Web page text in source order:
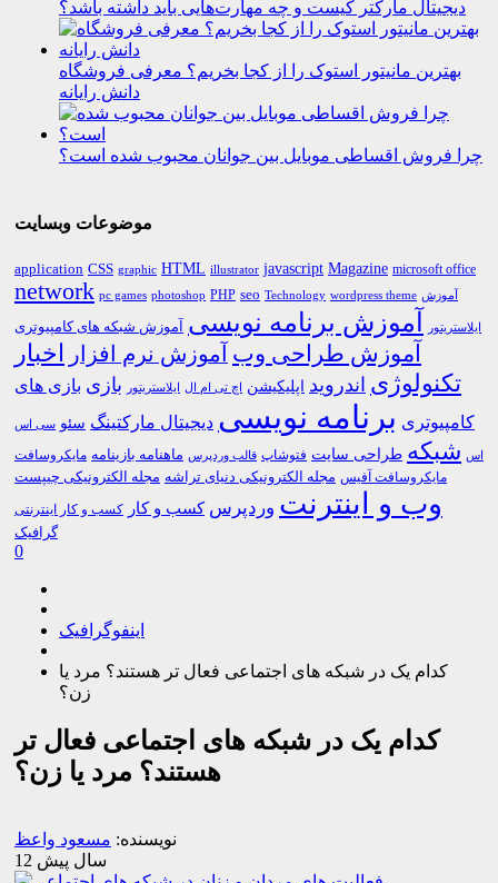
دیجیتال مارکتر کیست و چه مهارت‌هایی باید داشته باشد؟
بهترین مانیتور استوک را از کجا بخریم؟ معرفی فروشگاه
دانش رایانه
چرا فروش اقساطی موبایل بین جوانان محبوب شده است؟
موضوعات وبسایت
application CSS graphic HTML illustrator javascript Magazine microsoft office
network pc games photoshop PHP seo Technology wordpress theme آموزش
ایلاستریتور آموزش برنامه نویسی آموزش شبکه های کامپیوتری
آموزش طراحی وب آموزش نرم افزار اخبار
تکنولوژی اندروید اپلیکیشن اچ تی ام ال ایلاستریتور بازی بازی های
کامپیوتری برنامه نویسی دیجیتال مارکتینگ سئو سی اس
اس شبکه طراحی سایت فتوشاپ قالب وردپرس ماهنامه بازینامه مایکروسافت
مایکروسافت آفیس مجله الکترونیکی دنیای تراشه مجله الکترونیکی چیپست
وب و اینترنت وردپرس کسب و کار کسب و کار اینترنتی
گرافیک
0
اینفوگرافیک
کدام یک در شبکه های اجتماعی فعال تر هستند؟ مرد یا
زن؟
کدام یک در شبکه های اجتماعی فعال تر
هستند؟ مرد یا زن؟
نویسنده: مسعود واعظ
12 سال پیش